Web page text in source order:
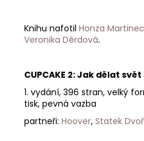
Knihu nafotil Honza Martinec
Veronika Děrdová.
CUPCAKE 2: Jak dělat
1. vydání, 396 stran, velký
tisk, pevná vazba
partneři: Hoover, Statek